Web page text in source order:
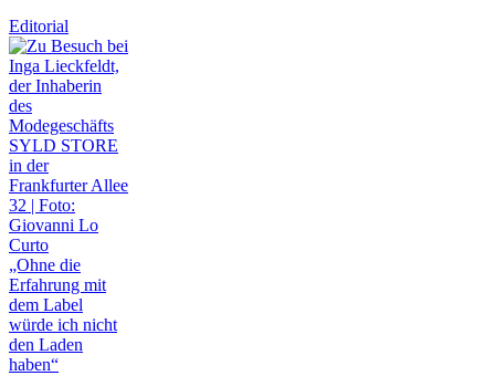
Editorial
„Ohne die
Erfahrung mit
dem Label
würde ich nicht
den Laden
haben“